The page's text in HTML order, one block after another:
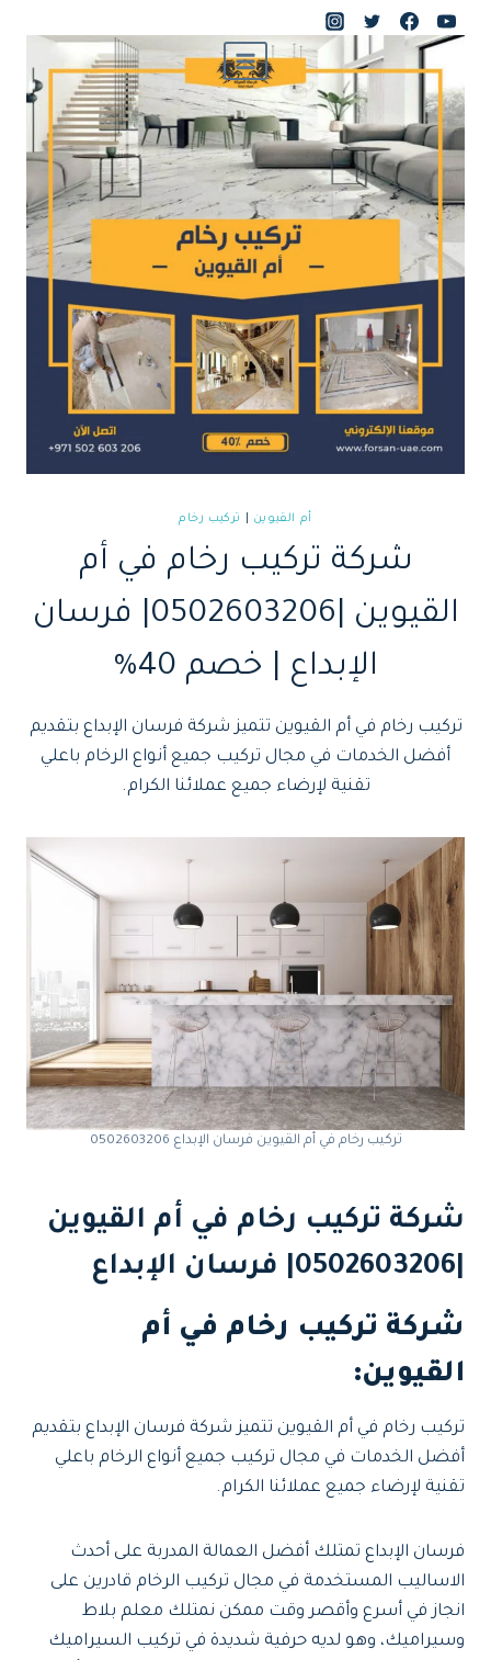
التجاوز
المحتوى
أم القيوين تركيب رخام
شركة تركيب رخام في أم
القيوين |0502603206| فرسان
الإبداع | خصم 40%
تركيب رخام في أم القيوين تتميز شركة فرسان الإبداع بتقديم
أفضل الخدمات في مجال تركيب جميع أنواع الرخام باعلي
تقنية لإرضاء جميع عملائنا الكرام.
تركيب رخام في أم القيوين فرسان الإبداع 0502603206
شركة تركيب رخام في أم القيوين
شركة تركيب رخام في أم
القيوين:
تركيب رخام في أم القيوين تتميز شركة فرسان الإبداع بتقديم
أفضل الخدمات في مجال تركيب جميع أنواع الرخام باعلي
تقنية لإرضاء جميع عملائنا الكرام.
فرسان الإبداع تمتلك أفضل العمالة المدربة على أحدث
الاساليب المستخدمة في مجال تركيب الرخام قادرين على
انجاز في أسرع وأقصر وقت ممكن نمتلك معلم بلاط
وسيراميك، وهو لديه حرفية شديدة في تركيب السيراميك